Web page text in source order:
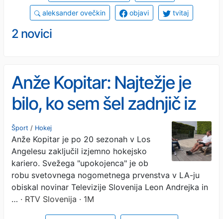
aleksander ovečkin objavi tvitaj
2 novici
Anže Kopitar: Najtežje je
bilo, ko sem šel zadnjič iz
dvorane kot igralec
Šport / Hokej
Anže Kopitar je po 20 sezonah v Los
Angelesu zaključil izjemno hokejsko
kariero. Svežega "upokojenca" je ob
robu svetovnega nogometnega prvenstva v LA-ju
obiskal novinar Televizije Slovenija Leon Andrejka in
… · RTV Slovenija · 1M